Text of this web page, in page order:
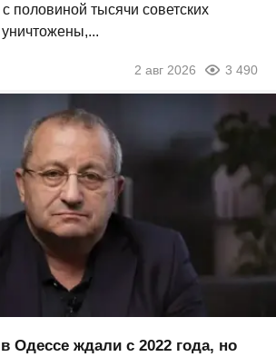
половиной тысячи советских
2 авг 2026 3 490
Одессе ждали с 2022 года, но